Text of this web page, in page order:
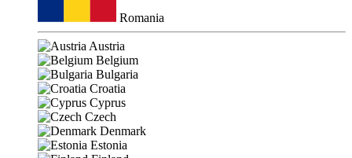
Romania
Austria
Belgium
Bulgaria
Croatia
Cyprus
Czech
Denmark
Estonia